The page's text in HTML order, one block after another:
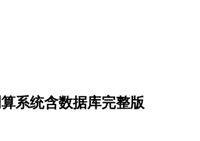
系统含数据库完整版